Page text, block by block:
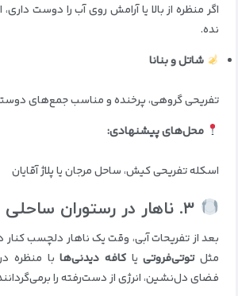
اگر منظره از بالا یا آرامش روی آب را دوست
نده.
شاتل و بنانا
تفریحی گروهی، پرخنده و مناسب جمع‌های
محل‌های پیشنهادی:
اسکله تفریحی کیش، ساحل مرجان یا پلاژ آقایان
بعد از تفریحات آبی، وقت یک ناهار دلچسب
مثلتوتی‌فروتییاکافه دیدنی‌هابا منظره
فضای دل‌نشین، انرژی از دست‌رفته را